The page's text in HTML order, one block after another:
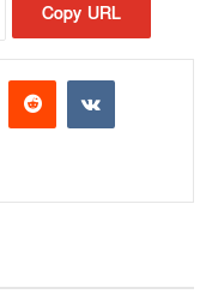
Copy URL